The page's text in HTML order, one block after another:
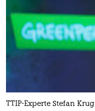
TTIP-Experte Stefan Krug